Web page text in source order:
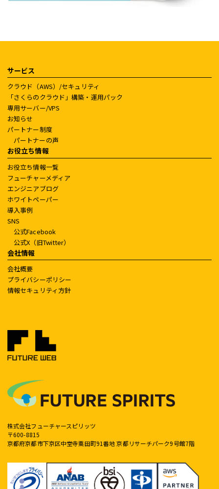
サービス
クラウド（AWS）/セキュリティ
「さくらのクラウド」構築・運用パック
専用サーバー/VPS
お知らせ
パートナー制度
パートナーの声
お役立ち情報
お役立ち情報一覧
フューチャーメディア
エンジニアブログ
ホワイトペーパー
導入事例
SNS
公式Facebook
公式X（旧Twitter）
会社情報
会社概要
プライバシーポリシー
情報セキュリティ方針
株式会社フューチャースピリッツ
〒600-8815
京都府京都市下京区中堂寺粟田町91番地 京都リサーチパーク9号館7階